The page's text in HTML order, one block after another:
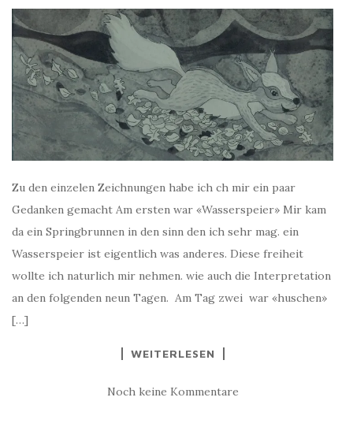
Zu den einzelen Zeichnungen habe ich ch mir ein paar
Gedanken gemacht Am ersten war «Wasserspeier» Mir kam
da ein Springbrunnen in den sinn den ich sehr mag. ein
Wasserspeier ist eigentlich was anderes. Diese freiheit
wollte ich naturlich mir nehmen. wie auch die Interpretation
an den folgenden neun Tagen. Am Tag zwei war «huschen»
[…]
WEITERLESEN
Noch keine Kommentare